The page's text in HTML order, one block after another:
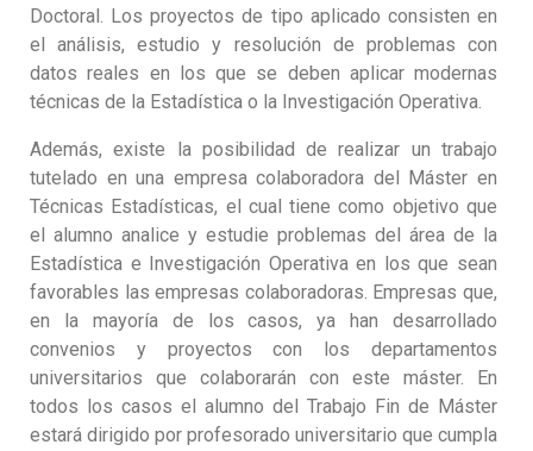
Doctoral. Los proyectos de tipo aplicado consisten en
el análisis, estudio y resolución de problemas con
datos reales en los que se deben aplicar modernas
técnicas de la Estadística o la Investigación Operativa.
Además, existe la posibilidad de realizar un trabajo
tutelado en una empresa colaboradora del Máster en
Técnicas Estadísticas, el cual tiene como objetivo que
el alumno analice y estudie problemas del área de la
Estadística e Investigación Operativa en los que sean
favorables las empresas colaboradoras. Empresas que,
en la mayoría de los casos, ya han desarrollado
convenios y proyectos con los departamentos
universitarios que colaborarán con este máster. En
todos los casos el alumno del Trabajo Fin de Máster
estará dirigido por profesorado universitario que cumpla